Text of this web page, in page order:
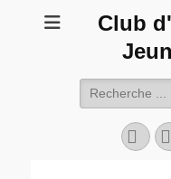
Club
Rechercher :